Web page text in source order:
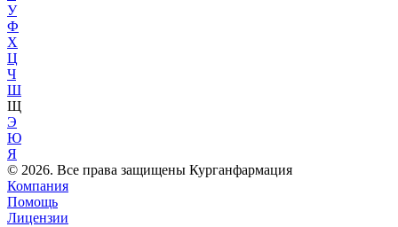
У
Ф
Х
Ц
Ч
Ш
Щ
Э
Ю
Я
© 2026. Все права защищены Курганфармация
Компания
Помощь
Лицензии